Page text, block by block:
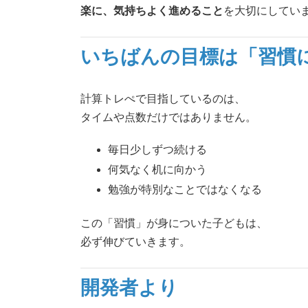
楽に、気持ちよく進めること を大切にしてい
いちばんの目標は「習慣
計算トレぺで目指しているのは、
タイムや点数だけではありません。
毎日少しずつ続ける
何気なく机に向かう
勉強が特別なことではなくなる
この「習慣」が身についた子どもは、
必ず伸びていきます。
開発者より